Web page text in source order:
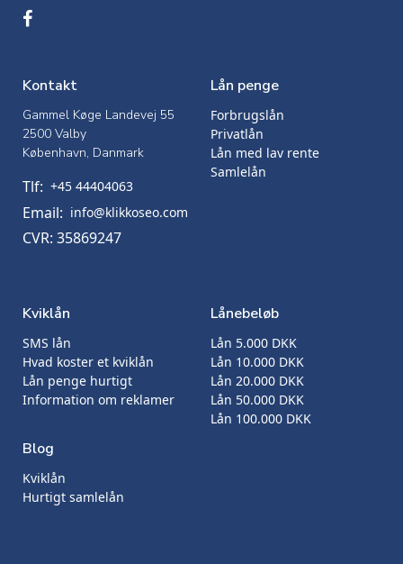
Kontakt
Gammel Køge Landevej 55
2500 Valby
København, Danmark
Tlf: +45 44404063
Email: info@klikkoseo.com
CVR: 35869247
Lån penge
Forbrugslån
Privatlån
Lån med lav rente
Samlelån
Kviklån
SMS lån
Hvad koster et kviklån
Lån penge hurtigt
Information om reklamer
Blog
Kviklån
Hurtigt samlelån
Lånebeløb
Lån 5.000 DKK
Lån 10.000 DKK
Lån 20.000 DKK
Lån 50.000 DKK
Lån 100.000 DKK